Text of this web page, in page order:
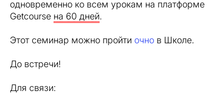
одновременно ко всем урокам на платформе
Getcourse на 60 дней.
Этот семинар можно пройти очно в Школе.
До встречи!
Для связи: